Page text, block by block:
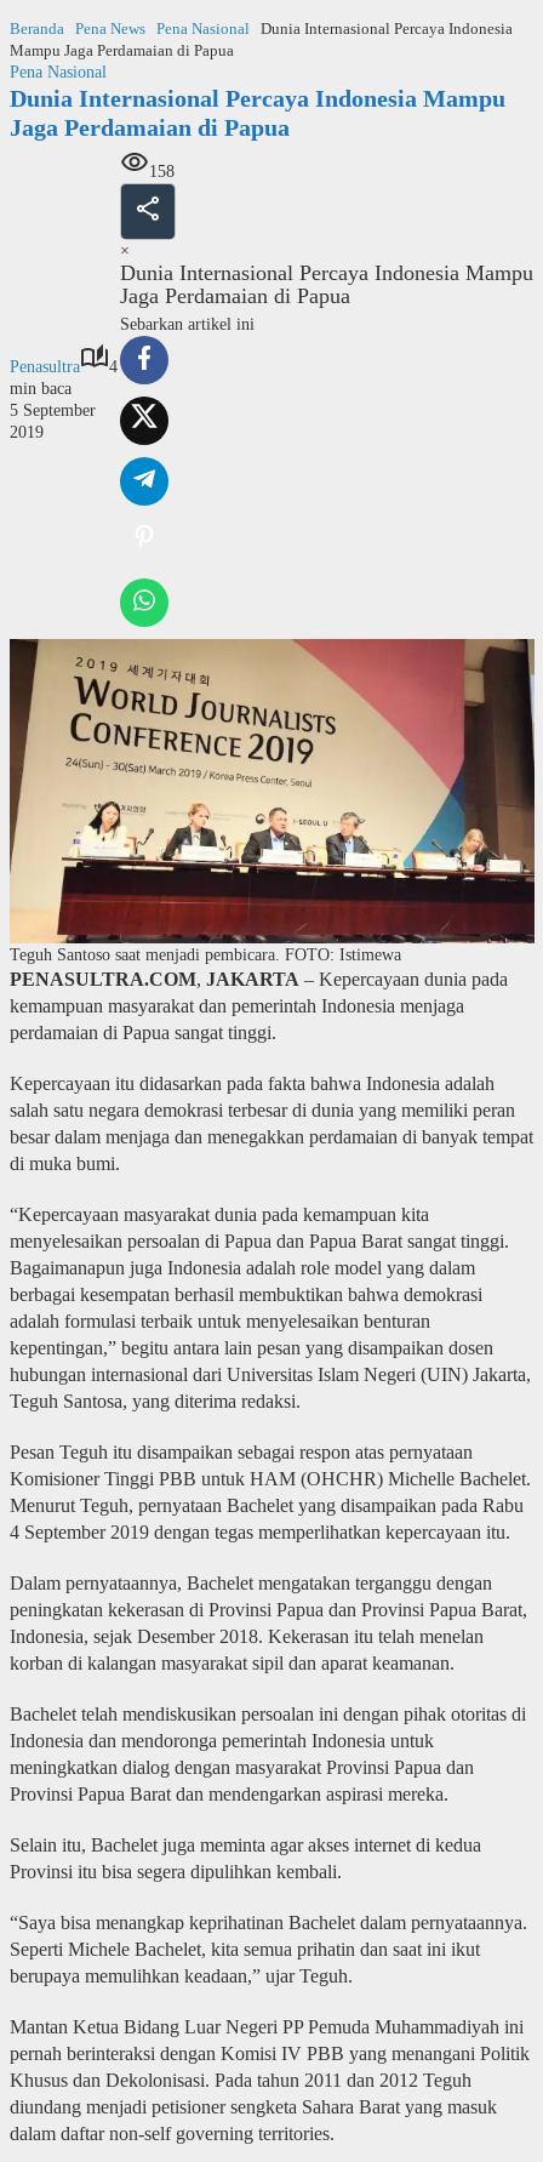
ke
konten
Beranda Pena News Pena Nasional
Dunia Internasional Percaya Indonesia
Mampu Jaga Perdamaian di Papua
Pena Nasional
Dunia Internasional Percaya Indonesia Mampu
Jaga Perdamaian di Papua
Penasultra
4
min baca
5 September
2019
158
×
Dunia Internasional Percaya Indonesia Mampu
Jaga Perdamaian di Papua
Sebarkan artikel ini
Teguh Santoso saat menjadi pembicara. FOTO: Istimewa
PENASULTRA.COM, JAKARTA – Kepercayaan dunia pada
kemampuan masyarakat dan pemerintah Indonesia menjaga
perdamaian di Papua sangat tinggi.
Kepercayaan itu didasarkan pada fakta bahwa Indonesia adalah
salah satu negara demokrasi terbesar di dunia yang memiliki peran
besar dalam menjaga dan menegakkan perdamaian di banyak tempat
di muka bumi.
“Kepercayaan masyarakat dunia pada kemampuan kita
menyelesaikan persoalan di Papua dan Papua Barat sangat tinggi.
Bagaimanapun juga Indonesia adalah role model yang dalam
berbagai kesempatan berhasil membuktikan bahwa demokrasi
adalah formulasi terbaik untuk menyelesaikan benturan
kepentingan,” begitu antara lain pesan yang disampaikan dosen
hubungan internasional dari Universitas Islam Negeri (UIN) Jakarta,
Teguh Santosa, yang diterima redaksi.
Pesan Teguh itu disampaikan sebagai respon atas pernyataan
Komisioner Tinggi PBB untuk HAM (OHCHR) Michelle Bachelet.
Menurut Teguh, pernyataan Bachelet yang disampaikan pada Rabu
4 September 2019 dengan tegas memperlihatkan kepercayaan itu.
Dalam pernyataannya, Bachelet mengatakan terganggu dengan
peningkatan kekerasan di Provinsi Papua dan Provinsi Papua Barat,
Indonesia, sejak Desember 2018. Kekerasan itu telah menelan
korban di kalangan masyarakat sipil dan aparat keamanan.
Bachelet telah mendiskusikan persoalan ini dengan pihak otoritas di
Indonesia dan mendoronga pemerintah Indonesia untuk
meningkatkan dialog dengan masyarakat Provinsi Papua dan
Provinsi Papua Barat dan mendengarkan aspirasi mereka.
Selain itu, Bachelet juga meminta agar akses internet di kedua
Provinsi itu bisa segera dipulihkan kembali.
“Saya bisa menangkap keprihatinan Bachelet dalam pernyataannya.
Seperti Michele Bachelet, kita semua prihatin dan saat ini ikut
berupaya memulihkan keadaan,” ujar Teguh.
Mantan Ketua Bidang Luar Negeri PP Pemuda Muhammadiyah ini
pernah berinteraksi dengan Komisi IV PBB yang menangani Politik
Khusus dan Dekolonisasi. Pada tahun 2011 dan 2012 Teguh
diundang menjadi petisioner sengketa Sahara Barat yang masuk
dalam daftar non-self governing territories.